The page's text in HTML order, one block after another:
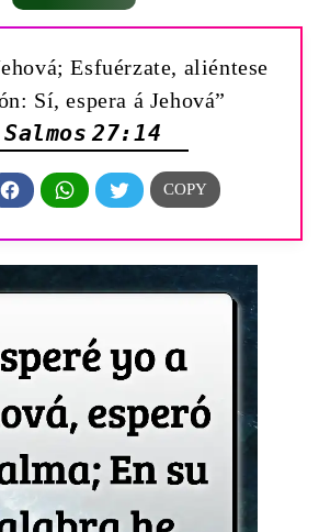
Esfuérzate, aliéntese
Sí, espera á Jehová”
Salmos 27:14